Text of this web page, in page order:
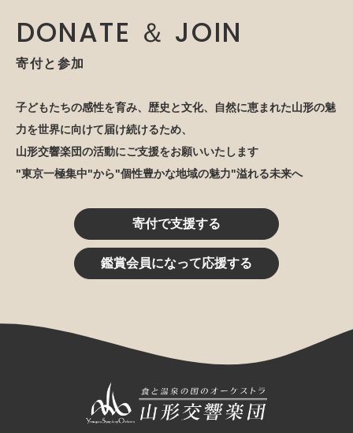
DONATE ＆ JOIN
寄付と参加
子どもたちの感性を育み、歴史と文化、自然に恵まれた山形の魅
力を世界に向けて届け続けるため、
山形交響楽団の活動にご支援をお願いいたします
"東京一極集中"から"個性豊かな地域の魅力"溢れる未来へ
寄付で支援する
鑑賞会員になって応援する